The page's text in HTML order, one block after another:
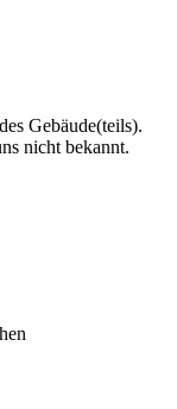
Gebäude(teils).
nicht bekannt.